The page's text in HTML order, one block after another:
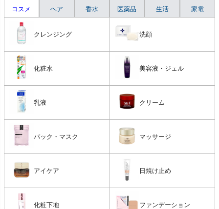
コスメ
クレンジング 洗顔
化粧水 美容液・ジェル
乳液 クリーム
パック・マスク マッサージ
アイケア 日焼け止め
化粧下地 ファンデーション
ヘア 香水 医薬品 生活 家電